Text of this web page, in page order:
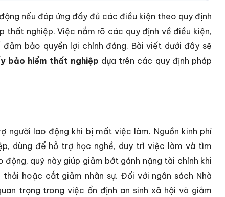
nếu đáp ứng đầy đủ các điều kiện theo quy định
thất nghiệp. Việc nắm rõ các quy định về điều kiện,
bảo quyền lợi chính đáng. Bài viết dưới đây sẽ
bảo hiểm thất nghiệp dựa trên các quy định pháp
người lao động khi bị mất việc làm. Nguồn kinh phí
dùng để hỗ trợ học nghề, duy trì việc làm và tìm
quỹ này giúp giảm bớt gánh nặng tài chính khi
hoặc cắt giảm nhân sự. Đối với ngân sách Nhà
trọng trong việc ổn định an sinh xã hội và giảm